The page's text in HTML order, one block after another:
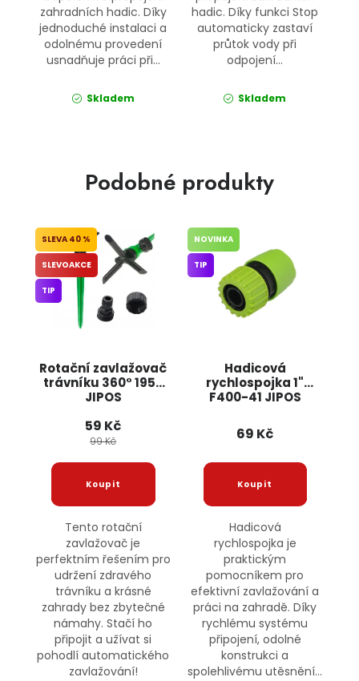
zahradních hadic. Díky
jednoduché instalaci a
odolnému provedení
usnadňuje práci při...
Skladem
hadic. Díky funkci Stop
automaticky zastaví
průtok vody při
odpojení...
Skladem
Podobné produkty
Rotační zavlažovač
trávníku 360° 1950
JIPOS
40 %
SLEVOAKCE
TIP
59 Kč
99 Kč
Tento rotační
zavlažovač je
perfektním řešením pro
udržení zdravého
trávníku a krásné
zahrady bez zbytečné
námahy. Stačí ho
připojit a užívat si
pohodlí automatického
zavlažování!
Hadicová
rychlospojka 1"
F400-41 JIPOS
NOVINKA
TIP
69 Kč
Hadicová
rychlospojka je
praktickým
pomocníkem pro
efektivní zavlažování a
práci na zahradě. Díky
rychlému systému
připojení, odolné
konstrukci a
spolehlivému utěsnění...